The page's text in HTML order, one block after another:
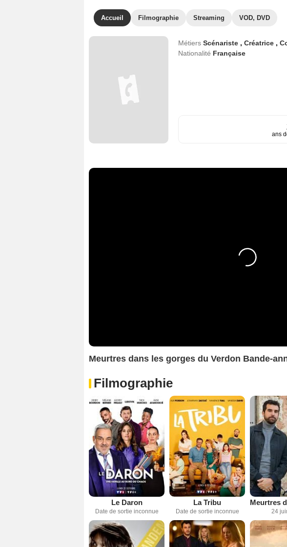
Accueil Filmographie Streaming VOD, DVD
Métiers Scénariste , Créatrice ,
Nationalité Française
ans
Meurtres dans les gorges du Verdon Bande-
Filmographie
Le Daron
Date de sortie inconnue
La Tribu
Date de sortie inconnue 24